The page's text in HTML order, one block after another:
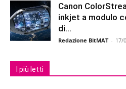
Canon
inkjet a modulo
di...
Redazione BitMAT - 17/
I più letti